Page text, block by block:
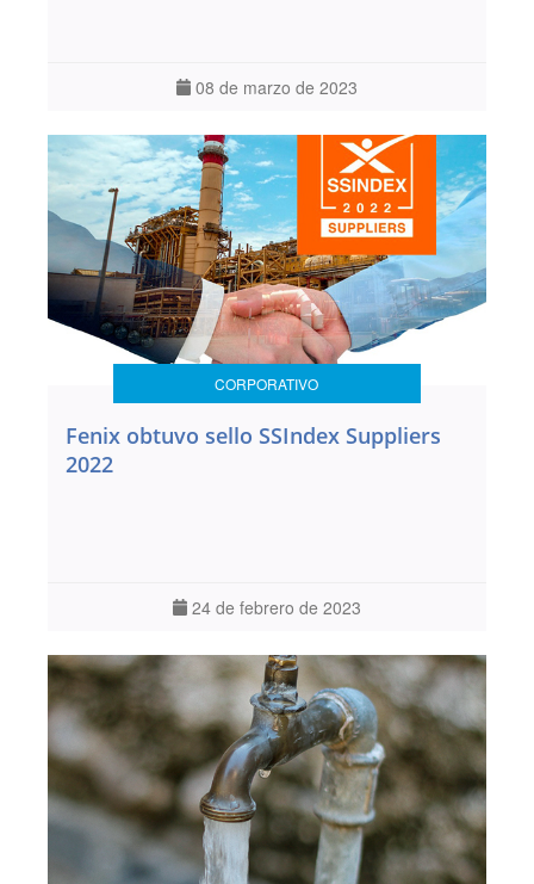
08 de marzo de 2023
CORPORATIVO
Fenix obtuvo sello SSIndex Suppliers
2022
24 de febrero de 2023